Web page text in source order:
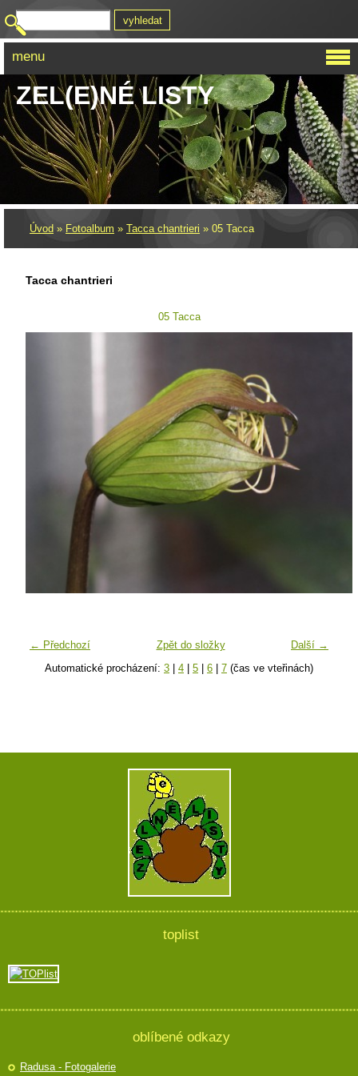
ZEL(E)NÉ LISTY
Úvod » Fotoalbum » Tacca chantrieri » 05 Tacca
Tacca chantrieri
05 Tacca
← Předchozí Další →
Zpět do složky
Automatické procházení: 3 | 4 | 5 | 6 | 7 (čas ve vteřinách)
menu
toplist
oblíbené odkazy
Radusa - Fotogalerie